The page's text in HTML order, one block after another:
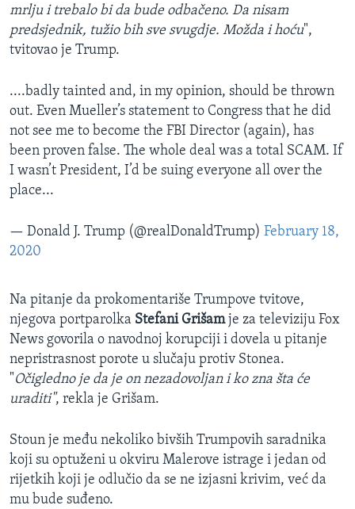
mrlju i trebalo bi da bude odbačeno. Da nisam
predsjednik, tužio bih sve svugdje. Možda i hoću",
tvitovao je Trump.
....badly tainted and, in my opinion, should be thrown
out. Even Mueller’s statement to Congress that he did
not see me to become the FBI Director (again), has
been proven false. The whole deal was a total SCAM. If
I wasn’t President, I’d be suing everyone all over the
place...
— Donald J. Trump (@realDonaldTrump) February 18,
2020
Na pitanje da prokomentariše Trumpove tvitove,
njegova portparolka Stefani Grišamje za televiziju Fox
News govorila o navodnoj korupciji i dovela u pitanje
nepristrasnost porote u slučaju protiv Stonea.
"Očigledno je da je on nezadovoljan i ko zna šta će
uraditi", rekla je Grišam.
Stoun je među nekoliko bivših Trumpovih saradnika
koji su optuženi u okviru Malerove istrage i jedan od
rijetkih koji je odlučio da se ne izjasni krivim, već da
mu bude suđeno.